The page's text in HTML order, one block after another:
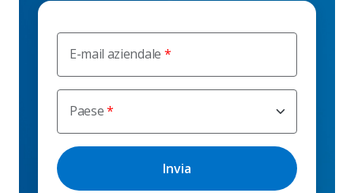
E-mail aziendale
Paese